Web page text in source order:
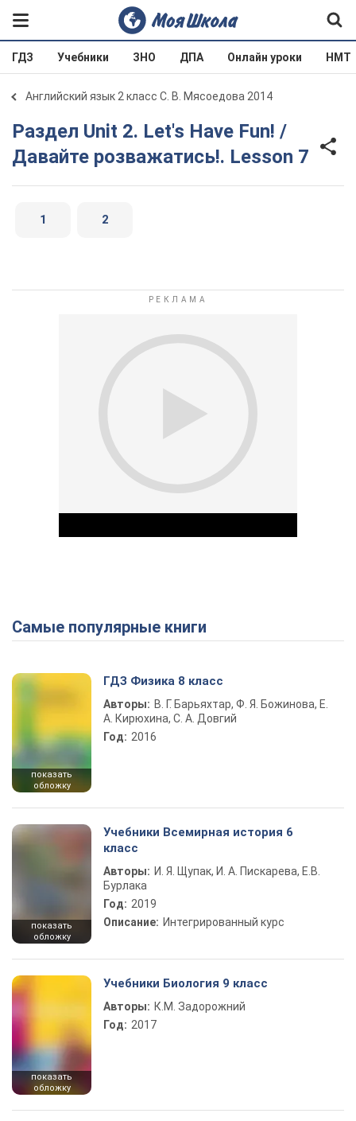
ГДЗ Учебники ЗНО ДПА Онлайн уроки НМТ
Английский язык 2 класс С. В. Мясоедова 2014
Раздел Unit 2. Let's Have Fun! /
Давайте розважатись!. Lesson 7
1 2
Play Video
Самые популярные книги
показать
обложку
ГДЗ Физика 8 класс
Авторы: В. Г. Барьяхтар, Ф. Я. Божинова, Е.
А. Кирюхина, С. А. Довгий
Год: 2016
показать
обложку
Учебники Всемирная история 6
класс
Авторы: И. Я. Щупак, И. А. Пискарева, Е.В.
Бурлака
Год: 2019
Описание: Интегрированный курс
показать
обложку
Учебники Биология 9 класс
Авторы: К.М. Задорожний
Год: 2017